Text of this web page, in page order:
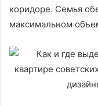
коридоре. Семья
максимальном